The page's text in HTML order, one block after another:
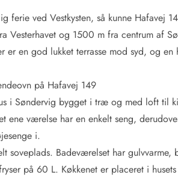
ferie ved Vestkysten, så kunne Hafavej
Vesterhavet og 1500 m fra centrum af
er en god lukket terrasse mod syd, og
på Hafavej 149
i Søndervig bygget i træ og med loft til
ene værelse har en enkelt seng,
i.
soveplads. Badeværelset har gulvvarme,
på 60 L. Køkkenet er placeret i